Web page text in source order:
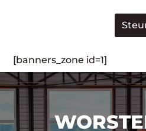
[banners_zone id=1]